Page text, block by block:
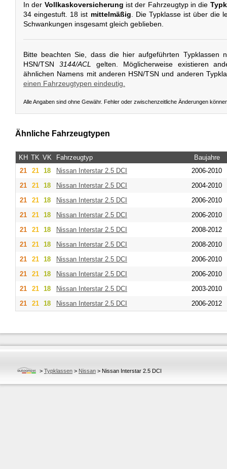
In der Vollkaskoversicherung ist der Fahrzeugtyp in die
34 eingestuft. 18 ist mittelmäßig. Die Typklasse ist über die
Schwankungen insgesamt gleich geblieben.
Bitte beachten Sie, dass die hier aufgeführten Typklassen
HSN/TSN 3144/ACL
gelten. Möglicherweise existieren
ähnlichen Namens mit anderen HSN/TSN und anderen
einen Fahrzeugtypen eindeutig.
Alle Angaben sind ohne Gewähr. Fehler oder zwischenzeitliche Änderungen
Ähnliche Fahrzeugtypen
KH TK VK Fahrzeugtyp
Baujahre
21
21 18 Nissan Interstar 2.5 DCI
2006-2010
21
21 18 Nissan Interstar 2.5 DCI
2004-2010
21
21 18 Nissan Interstar 2.5 DCI
2006-2010
21
21 18 Nissan Interstar 2.5 DCI
2006-2010
21
21 18 Nissan Interstar 2.5 DCI
2008-2012
21
21 18 Nissan Interstar 2.5 DCI
2008-2010
21
21 18 Nissan Interstar 2.5 DCI
2006-2010
21
21 18 Nissan Interstar 2.5 DCI
2006-2010
21
21 18 Nissan Interstar 2.5 DCI
2003-2010
21
21 18 Nissan Interstar 2.5 DCI 2006-2012
> Typklassen > Nissan > Nissan Interstar 2.5 DCI